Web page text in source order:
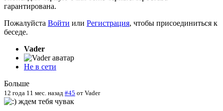
гарантирована.
Пожалуйста Войти или Регистрация, чтобы присоединиться к
беседе.
Vader
Не в сети
Больше
12 года 11 мес. назад #45 от Vader
ждем тебя чувак